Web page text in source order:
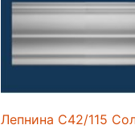
Лепнина C42/115